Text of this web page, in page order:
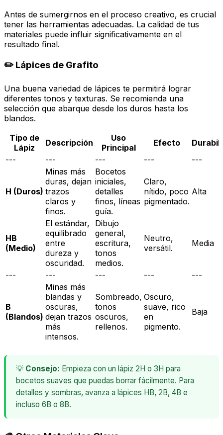
Antes de sumergirnos en el proceso creativo, es crucial
tener las herramientas adecuadas. La calidad de tus
materiales puede influir significativamente en el
resultado final.
✏️ Lápices de Grafito
Una buena variedad de lápices te permitirá lograr
diferentes tonos y texturas. Se recomienda una
selección que abarque desde los duros hasta los
blandos.
Tipo de
Lápiz
Descripción
Uso
Principal
Efecto
---
--- --- --- ---
H (Duros)
Minas más
duras, dejan
trazos
claros y
finos.
Bocetos
iniciales,
detalles
finos, líneas
guía.
Claro,
nítido, poco
pigmentado.
Alta
HB
(Medio)
El estándar,
equilibrado
entre
dureza y
oscuridad.
Dibujo
general,
escritura,
tonos
medios.
Neutro,
versátil.
Media
--- --- --- --- ---
B
(Blandos)
Minas más
blandas y
oscuras,
dejan trazos
más
intensos.
Sombreado,
tonos
oscuros,
rellenos.
Oscuro,
suave, rico
en
pigmento.
Baja
💡 Consejo: Empieza con un lápiz 2H o 3H para
bocetos suaves que puedas borrar fácilmente. Para
detalles y sombras, avanza a lápices HB, 2B, 4B e
incluso 6B o 8B.